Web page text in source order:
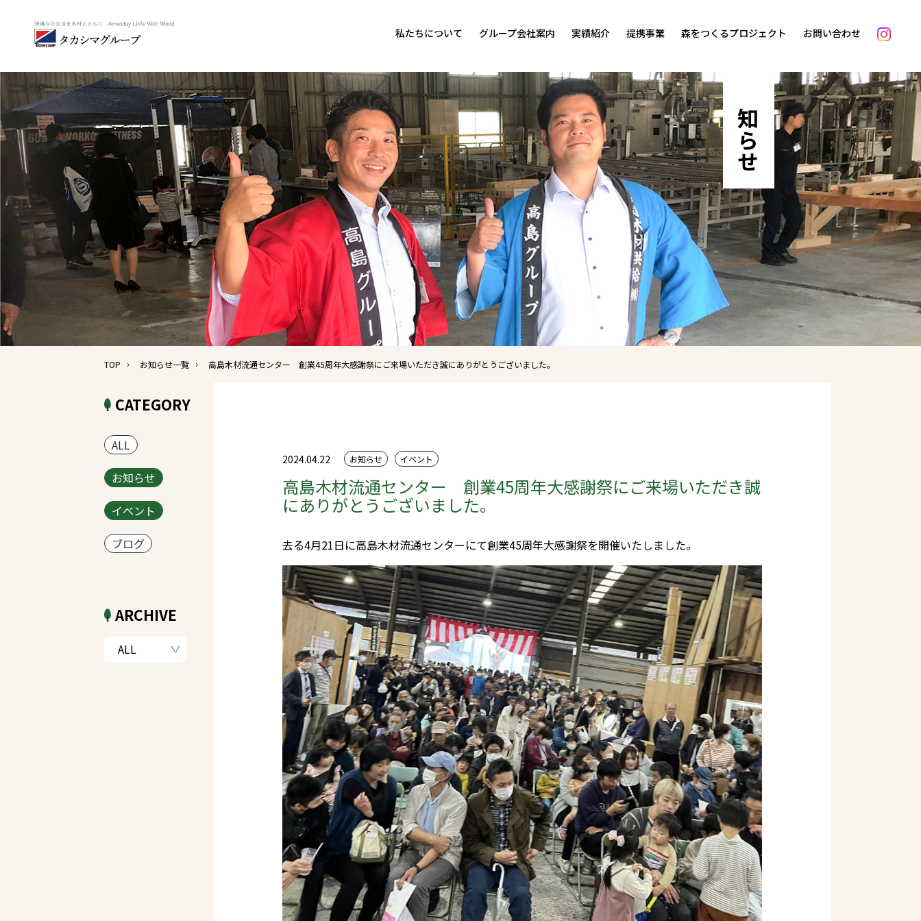
私たちについて グループ会社案内 実績紹介 提携事業 森をつくるプロジェクト お問い合わせ
お知らせ
TOP お知らせ一覧 高島木材流通センター 創業45周年大感謝祭にご来場いただき誠にありがとうございました。
CATEGORY
ALL
お知らせ
イベント
ブログ
ARCHIVE
2024.04.22 お知らせ イベント
高島木材流通センター 創業45周年大感謝祭にご来場いただき誠
にありがとうございました。
去る4月21日に高島木材流通センターにて創業45周年大感謝祭を開催いたしました。